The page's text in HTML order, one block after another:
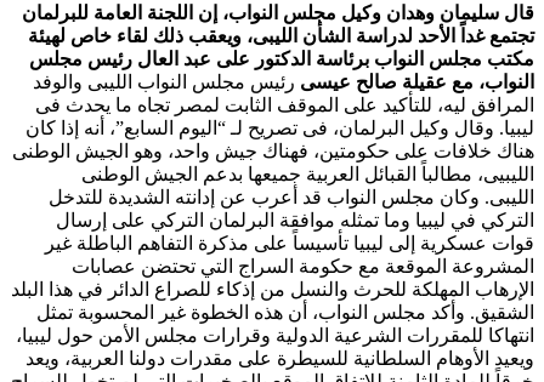
قال سليمان وهدان وكيل مجلس النواب، إن اللجنة العامة للبرلمان
تجتمع غداً الأحد لدراسة الشأن الليبى، ويعقب ذلك لقاء خاص لهيئة
مكتب مجلس النواب برئاسة الدكتور على عبد العال رئيس مجلس
النواب، مع عقيلة صالح عيسى رئيس مجلس النواب الليبى والوفد
المرافق ليه، للتأكيد على الموقف الثابت لمصر تجاه ما يحدث فى
ليبيا. وقال وكيل البرلمان، فى تصريح لـ “اليوم السابع”، أنه إذا كان
هناك خلافات على حكومتين، فهناك جيش واحد، وهو الجيش الوطنى
الليبيى، مطالباً القبائل العربية جميعها بدعم الجيش الوطنى
الليبى. وكان مجلس النواب قد أعرب عن إدانته الشديدة للتدخل
التركي في ليبيا وما تمثله موافقة البرلمان التركي على إرسال
قوات عسكرية إلى ليبيا تأسيساً على مذكرة التفاهم الباطلة غير
المشروعة الموقعة مع حكومة السراج التي تحتضن عصابات
الإرهاب المهلكة للحرث والنسل من إذكاء للصراع الدائر في هذا البلد
الشقيق. وأكد مجلس النواب، أن هذه الخطوة غير المحسوبة تمثل
انتهاكا للمقررات الشرعية الدولية وقرارات مجلس الأمن حول ليبيا،
ويعيد الأوهام السلطانية للسيطرة على مقدرات دولنا العربية، ويعد